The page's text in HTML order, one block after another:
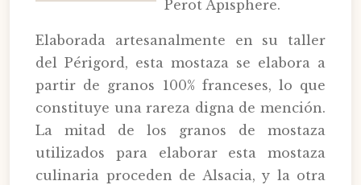
Perot Apisphere.
Elaborada artesanalmente en su taller
del Périgord, esta mostaza se elabora a
partir de granos 100% franceses, lo que
constituye una rareza digna de mención.
La mitad de los granos de mostaza
utilizados para elaborar esta mostaza
culinaria proceden de Alsacia, y la otra